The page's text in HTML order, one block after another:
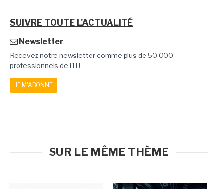
SUIVRE TOUTE L'ACTUALITÉ
Newsletter
Recevez notre newsletter comme plus de 50 000
professionnels de l'IT!
JE M'ABONNE
SUR LE MÊME THÈME